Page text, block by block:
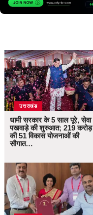
उत्तराखंड
धामी सरकार के 5 साल पूरे, सेवा
पखवाड़े की शुरुआत; 219 करोड़
की 51 विकास योजनाओं की
सौगात…